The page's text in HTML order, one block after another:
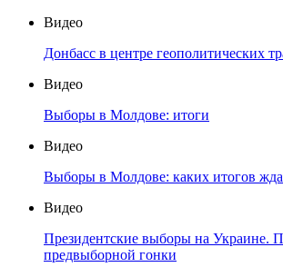
Видео
Донбасс в центре геополитических
Видео
Выборы в Молдове: итоги
Видео
Выборы в Молдове: каких итогов
Видео
Президентские выборы на Украине.
предвыборной гонки